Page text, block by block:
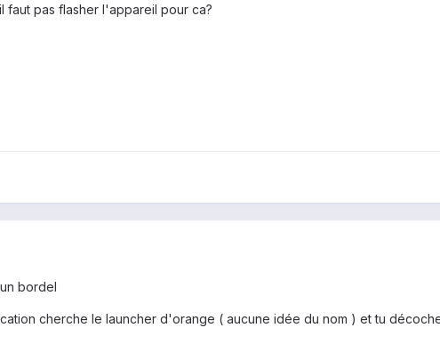
faut pas flasher l'appareil pour ca?
bordel
cherche le launcher d'orange ( aucune idée du nom ) et tu